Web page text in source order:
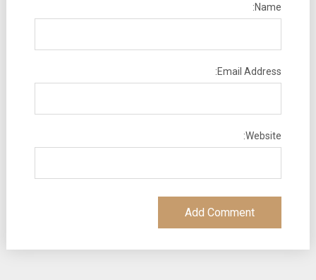
Name:
Email Address:
Website: